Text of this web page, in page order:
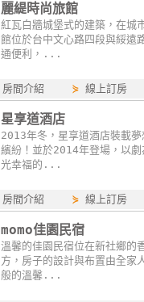
麗緹時尚旅館
紅瓦白牆城堡式的建築，在城
館位於台中文心路四段與綏遠
通便利，...
房間介紹 ⋟線上訂房
星享道酒店
2013年冬，星享道酒店裝載
繽紛！並於2014年登場，以
光幸福的...
房間介紹 ⋟線上訂房
momo佳園民宿
溫馨的佳園民宿位在新社鄉的
方，房子的設計與布置由全家
般的溫馨...